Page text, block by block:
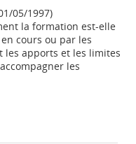
05/1997)
la formation est-elle
cours ou par les
les apports et les limites
les